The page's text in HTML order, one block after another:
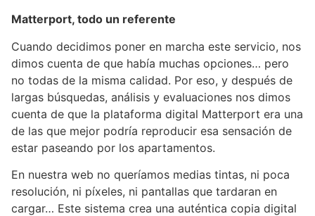
Matterport, todo un referente
Cuando decidimos poner en marcha este servicio, nos
dimos cuenta de que había muchas opciones… pero
no todas de la misma calidad. Por eso, y después de
largas búsquedas, análisis y evaluaciones nos dimos
cuenta de que la plataforma digital Matterport era una
de las que mejor podría reproducir esa sensación de
estar paseando por los apartamentos.
En nuestra web no queríamos medias tintas, ni poca
resolución, ni píxeles, ni pantallas que tardaran en
cargar… Este sistema crea una auténtica copia digital